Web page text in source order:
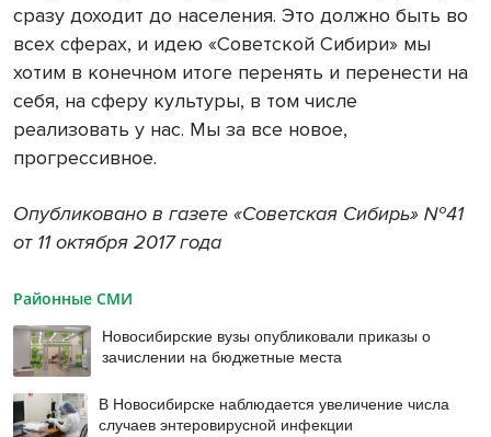
сразу доходит до населения. Это должно быть во
всех сферах, и идею «Советской Сибири» мы
хотим в конечном итоге перенять и перенести на
себя, на сферу культуры, в том числе
реализовать у нас. Мы за все новое,
прогрессивное.
Опубликовано в газете «Советская Сибирь» №41
от 11 октября 2017 года
Районные СМИ
Новосибирские вузы опубликовали приказы о
зачислении на бюджетные места
В Новосибирске наблюдается увеличение числа
случаев энтеровирусной инфекции